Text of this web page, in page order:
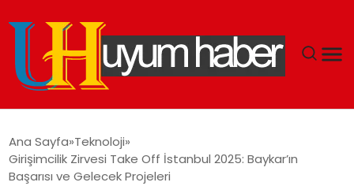
EKONOMI
Ana Sayfa Teknoloji
Girişimcilik Zirvesi Take Off İstanbul 2025: Baykar’ın
Başarısı ve Gelecek Projeleri